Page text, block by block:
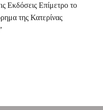
Εκδόσεις Επίμετρο το
της Κατερίνας